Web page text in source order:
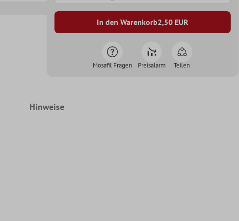
In den Warenkorb2,50EUR
Mosafil Fragen Preisalarm Teilen
Hinweise